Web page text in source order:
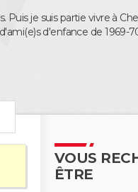
je suis partie vivre à
d'enfance de 1969-
VOUS
ÊTRE